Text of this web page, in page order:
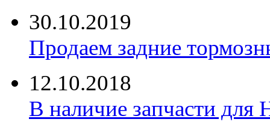
30.10.2019
Продаем задние
12.10.2018
В наличие запчасти для